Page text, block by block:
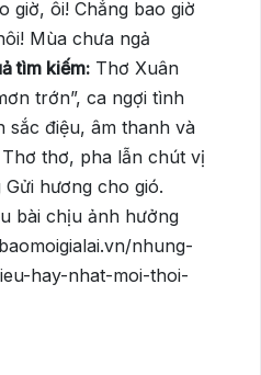
giờ, ôi! Chẳng bao giờ
Mùa chưa ngả
tìm kiếm: Thơ Xuân
trớn”, ca ngợi tình
sắc điệu, âm thanh và
thơ, pha lẫn chút vị
hương cho gió.
bài chịu ảnh hưởng
nhung-
hay-nhat-moi-thoi-